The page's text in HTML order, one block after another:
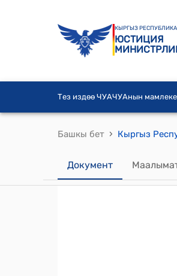
КЫРГЫЗ
ЮСТИЦИЯ
Тез издөө ЧУАЧУАнын
Башкы бет ›
Документ